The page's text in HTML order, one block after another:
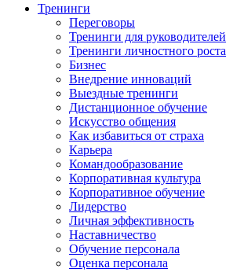
Тренинги
Переговоры
Тренинги для руководителей
Тренинги личностного роста
Бизнес
Внедрение инноваций
Выездные тренинги
Дистанционное обучение
Искусство общения
Как избавиться от страха
Карьера
Командообразование
Корпоративная культура
Корпоративное обучение
Лидерство
Личная эффективность
Наставничество
Обучение персонала
Оценка персонала